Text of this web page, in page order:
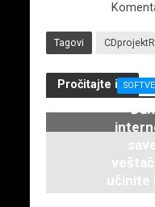
Tagovi
Pročitajte i...
učinite